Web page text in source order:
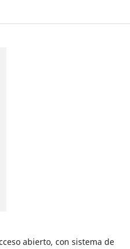
abierto, con sistema de